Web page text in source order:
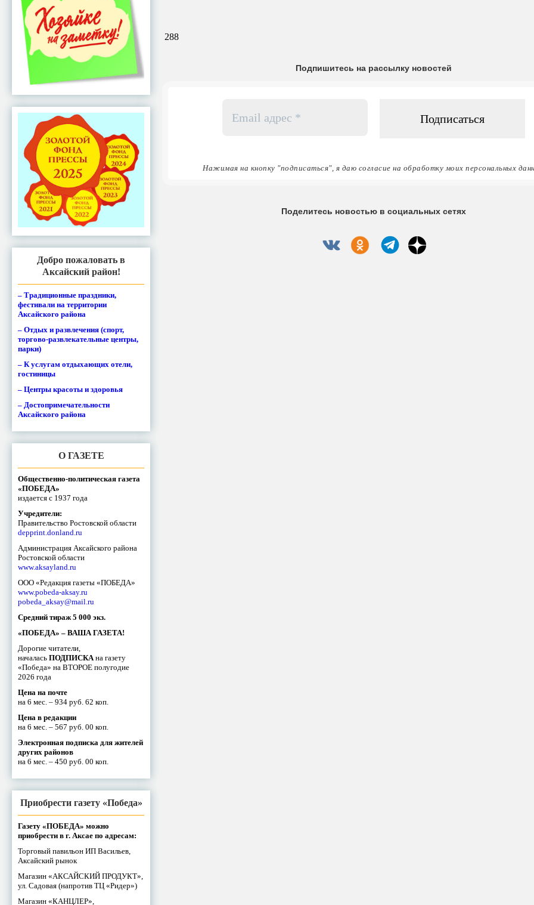
Добро пожаловать в
Аксайский район!
– Традиционные праздники,
фестивали на территории
Аксайского района
– Отдых и развлечения (спорт,
торгово-развлекательные центры,
парки)
– К услугам отдыхающих отели,
гостиницы
– Центры красоты и здоровья
– Достопримечательности
Аксайского района
О ГАЗЕТЕ
Общественно-политическая газета
«ПОБЕДА»
издается с 1937 года
Учредители:
Правительство Ростовской области
depprint.donland.ru
Администрация Аксайского района
Ростовской области
www.aksayland.ru
ООО «Редакция газеты «ПОБЕДА»
www.pobeda-aksay.ru
pobeda_aksay@mail.ru
Средний тираж 5 000 экз.
«ПОБЕДА» – ВАША ГАЗЕТА!
Дорогие читатели,
началась ПОДПИСКА на газету
«Победа» на ВТОРОЕ полугодие
2026 года
Цена на почте
на 6 мес. – 934 руб. 62 коп.
Цена в редакции
на 6 мес. – 567 руб. 00 коп.
Электронная подписка для жителей
других районов
на 6 мес. – 450 руб. 00 коп.
Приобрести газету «Победа»
Газету «ПОБЕДА» можно
приобрести в г. Аксае по адресам:
Торговый павильон ИП Васильев,
Аксайский рынок
Магазин «АКСАЙСКИЙ ПРОДУКТ»,
ул. Садовая (напротив ТЦ «Ридер»)
Магазин «КАНЦЛЕР»,
288
Подпишитесь на рассылку новостей
адрес
Нажимая на кнопку "подписаться", я даю согласие на обработку моих персональных
Поделитесь новостью в социальных сетях